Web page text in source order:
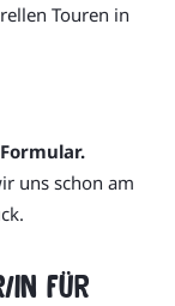
Touren in
uns schon am
in für